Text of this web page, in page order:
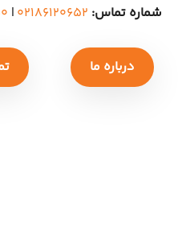
شماره تماس: ۰۲۱۸۶۱۲۰۶۵۲ |
درباره ما